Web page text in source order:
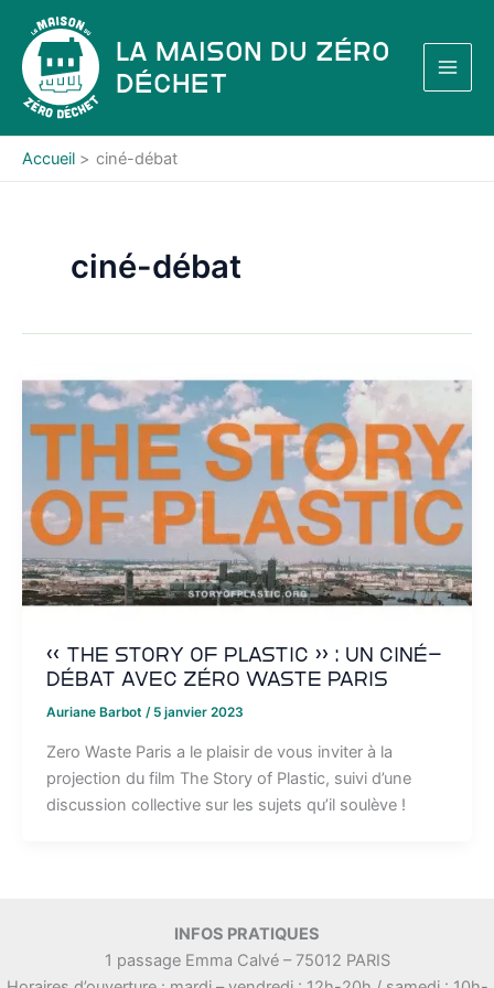
contenu
La Maison du Zéro
Déchet
Accueil ciné-débat
ciné-débat
« The Story of plastic » : un ciné-
débat avec Zéro Waste Paris
Auriane Barbot / 5 janvier 2023
Zero Waste Paris a le plaisir de vous inviter à la
projection du film The Story of Plastic, suivi d’une
discussion collective sur les sujets qu’il soulève !
INFOS PRATIQUES
1 passage Emma Calvé – 75012 PARIS